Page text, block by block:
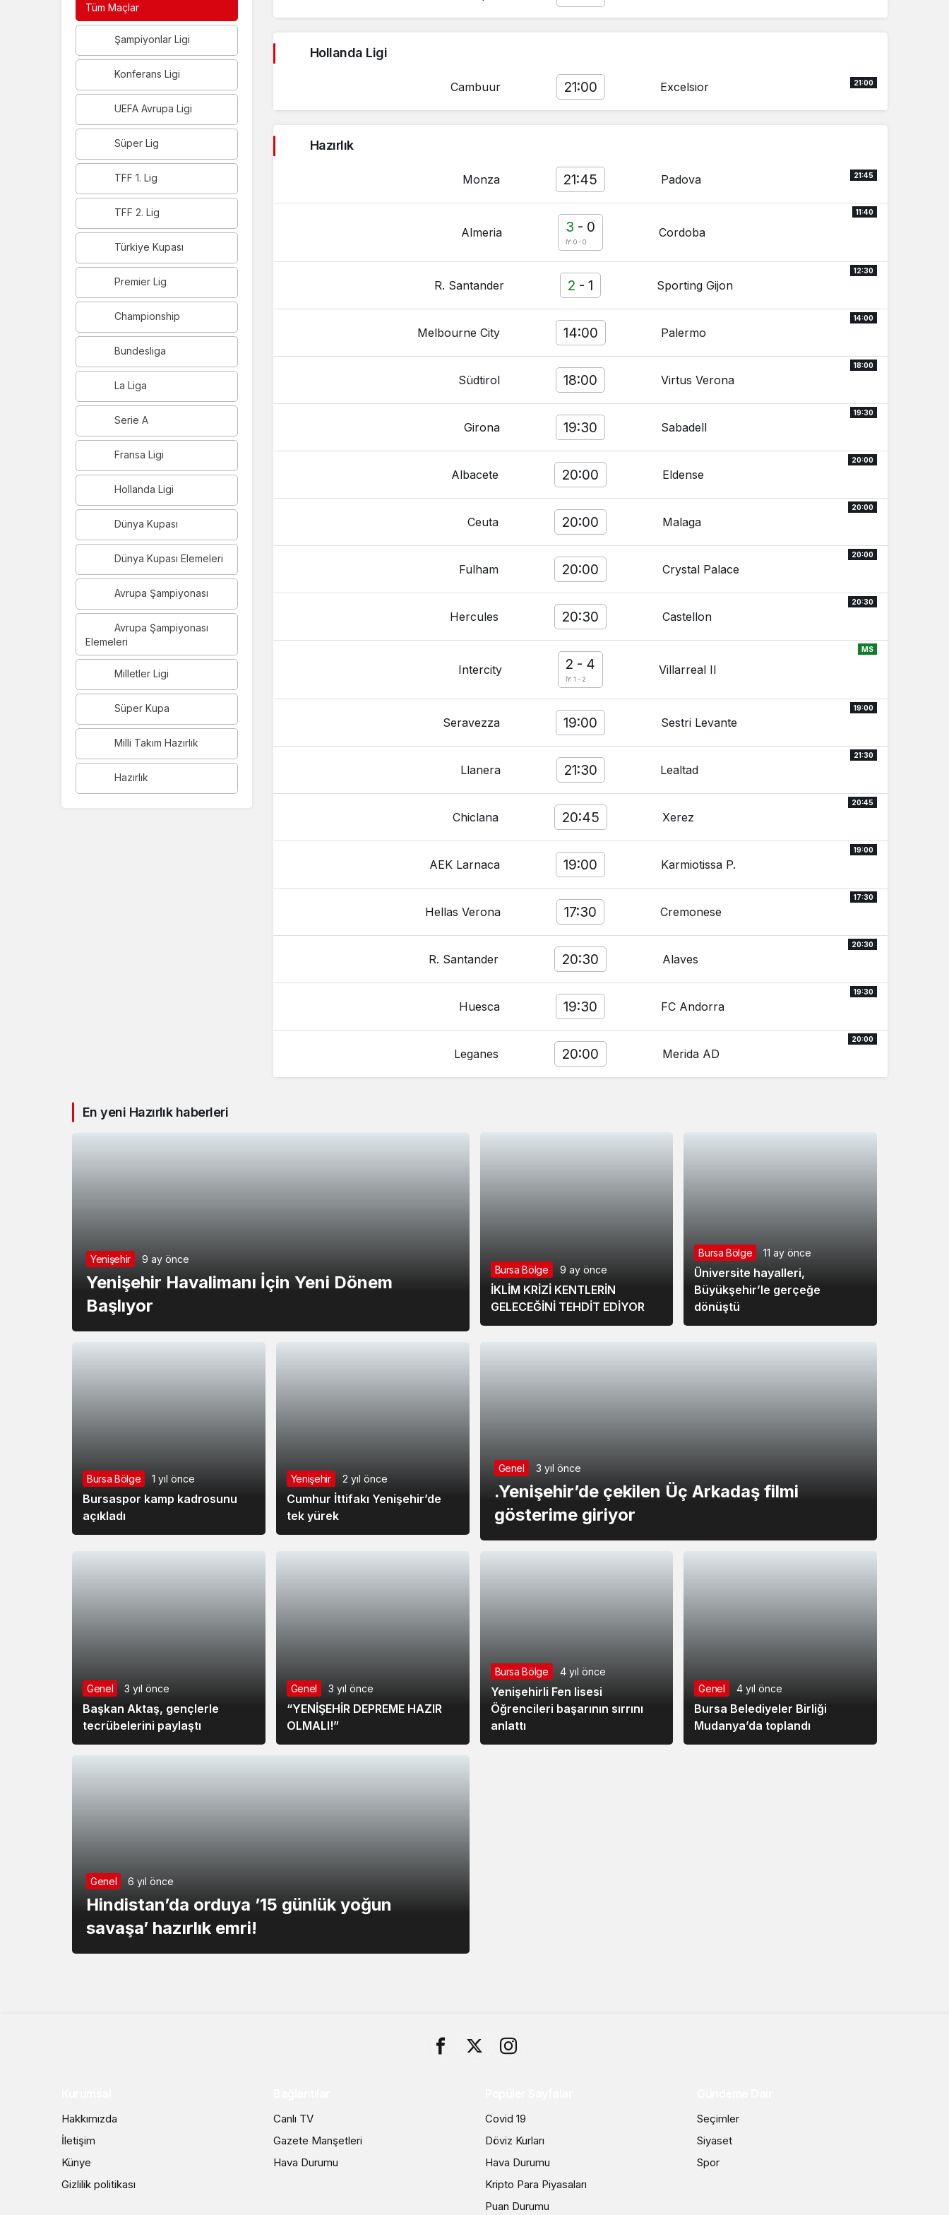
Tüm Maçlar
Şampiyonlar Ligi
Konferans Ligi
UEFA Avrupa Ligi
Süper Lig
TFF 1. Lig
TFF 2. Lig
Türkiye Kupası
Premier Lig
Championship
Bundesliga
La Liga
Serie A
Fransa Ligi
Hollanda Ligi
Dünya Kupası
Dünya Kupası Elemeleri
Avrupa Şampiyonası
Avrupa Şampiyonası
Elemeleri
Milletler Ligi
Süper Kupa
Milli Takım Hazırlık
Hazırlık
Hollanda Ligi
Cambuur 21:00 Excelsior 21:00
Hazırlık
Monza 21:45 Padova 21:45
Almeria 3 - 0
İY: 0 - 0
Cordoba
11:40
R. Santander 2 - 1 Sporting Gijon
12:30
Melbourne City 14:00 Palermo
14:00
Südtirol 18:00 Virtus Verona
18:00
Girona 19:30 Sabadell
19:30
Albacete 20:00 Eldense
20:00
Ceuta 20:00 Malaga
20:00
Fulham 20:00 Crystal Palace
20:00
Hercules 20:30 Castellon
20:30
Intercity 2 - 4
İY: 1 - 2
Villarreal II
MS
Seravezza 19:00 Sestri Levante
19:00
Llanera 21:30 Lealtad
21:30
Chiclana 20:45 Xerez
20:45
AEK Larnaca 19:00 Karmiotissa P.
19:00
Hellas Verona 17:30 Cremonese
17:30
R. Santander 20:30 Alaves
20:30
Huesca 19:30 FC Andorra
19:30
Leganes 20:00 Merida AD
20:00
En yeni Hazırlık haberleri
Yenişehir 9 ay önce
Yenişehir Havalimanı İçin Yeni Dönem
Başlıyor
Bursa Bölge 9 ay önce
İKLİM KRİZİ KENTLERİN
GELECEĞİNİ TEHDİT EDİYOR
Bursa Bölge 11 ay önce
Üniversite hayalleri,
Büyükşehir’le gerçeğe
dönüştü
Bursa Bölge 1 yıl önce
Bursaspor kamp kadrosunu
açıkladı
Yenişehir 2 yıl önce
Cumhur İttifakı Yenişehir’de
tek yürek
Genel 3 yıl önce
.Yenişehir’de çekilen Üç Arkadaş filmi
gösterime giriyor
Genel 3 yıl önce
Başkan Aktaş, gençlerle
tecrübelerini paylaştı
Genel 3 yıl önce
“YENİŞEHİR DEPREME HAZIR
OLMALI!”
Bursa Bölge 4 yıl önce
Yenişehirli Fen lisesi
Öğrencileri başarının sırrını
anlattı
Genel 4 yıl önce
Bursa Belediyeler Birliği
Mudanya’da toplandı
Genel 6 yıl önce
Hindistan’da orduya ’15 günlük yoğun
savaşa’ hazırlık emri!
Hakkımızda
İletişim
Künye
Gizlilik politikası
Canlı TV
Gazete Manşetleri
Hava Durumu
Covid 19
Döviz Kurları
Hava Durumu
Kripto Para Piyasaları
Puan Durumu
Seçimler
Siyaset
Spor